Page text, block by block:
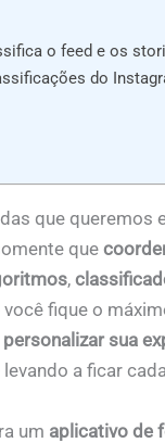
o feed e os
do
que queremos
que
,
você fique o
personalizar sua
levando a ficar
um aplicativo de